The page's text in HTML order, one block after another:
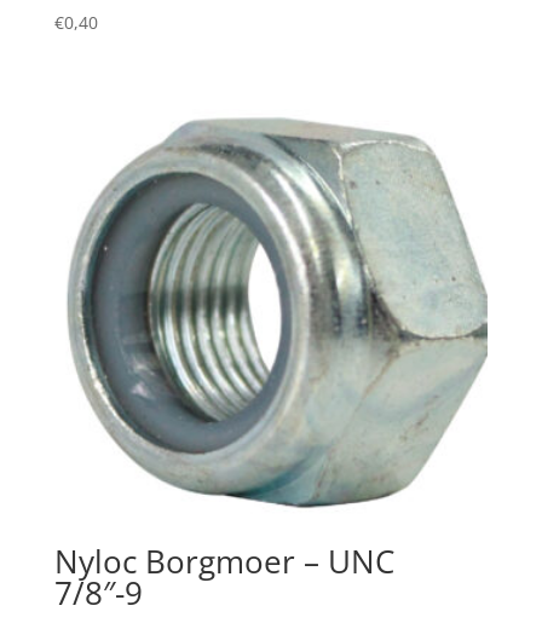
€0,40
Nyloc Borgmoer – UNC
7/8″-9